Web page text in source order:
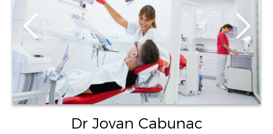
Dr Jovan Cabunac